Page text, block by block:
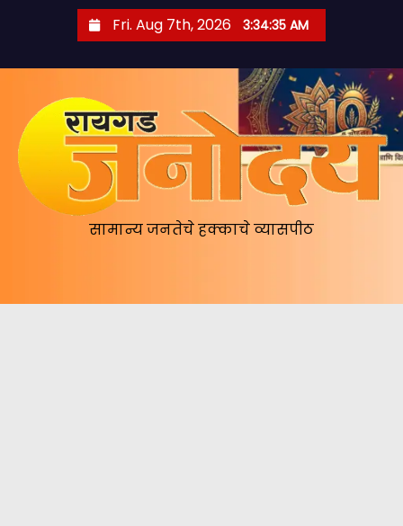
Fri. Aug 7th, 2026 3:34:35 AM
सामान्य जनतेचे हक्काचे व्यासपीठ